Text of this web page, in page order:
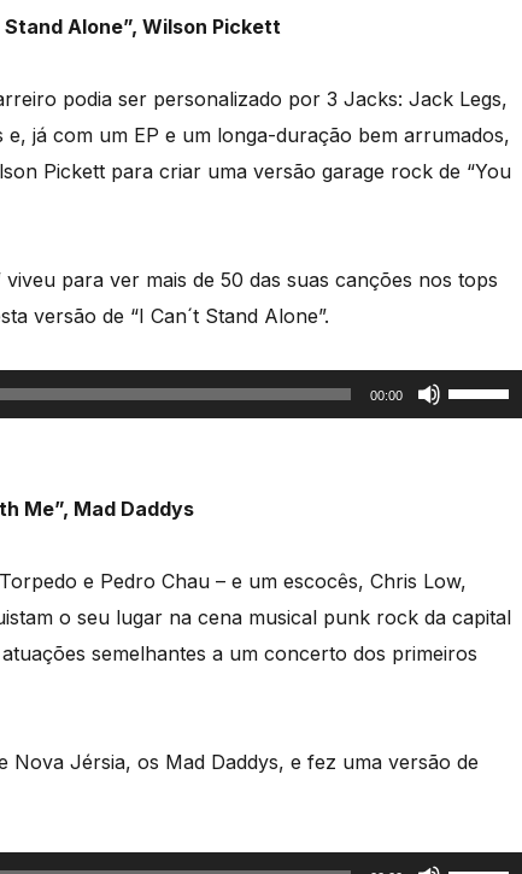
Alone”, Wilson Pickett
podia ser personalizado por 3 Jacks: Jack Legs,
já com um EP e um longa-duração bem arrumados,
Pickett para criar uma versão garage rock de “You
para ver mais de 50 das suas canções nos tops
versão de “I Can´t Stand Alone”.
00:00
Use
as
Me”, Mad Daddys
e Pedro Chau – e um escocês, Chris Low,
o seu lugar na cena musical punk rock da capital
semelhantes a um concerto dos primeiros
Jérsia, os Mad Daddys, e fez uma versão de
Use